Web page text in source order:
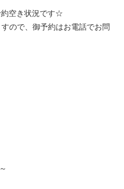
約空き状況です☆
ので、御予約はお電話でお問